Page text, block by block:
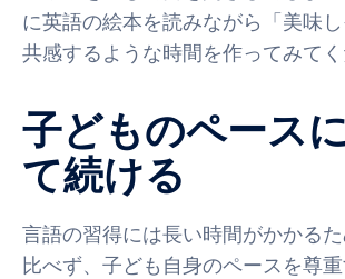
に英語の絵本を読みながら「美味
共感するような時間を作ってみてく
子どものペース
て続ける
言語の習得には長い時間がかかる
比べず、子ども自身のペースを尊